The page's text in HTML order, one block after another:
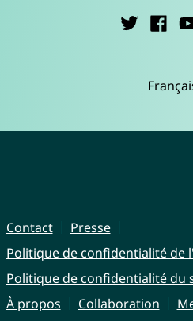
Contact
Presse
Politique de confidentialité de
Politique de confidentialité du
À propos
Collaboration